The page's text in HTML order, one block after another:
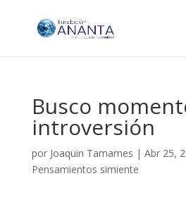
Busco
introversión
por Joaquin Tamames | Abr 25,
Pensamientos simiente